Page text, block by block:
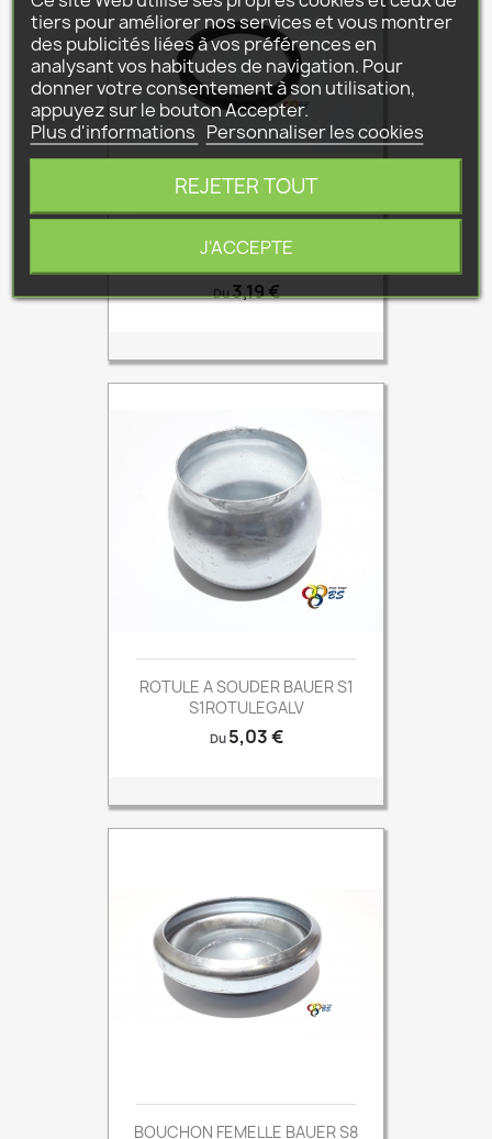
JOINT BAUER S4
DuPrix
3,19 €
ROTULE A SOUDER BAUER S1
S1ROTULEGALV
Du Prix
5,03 €
BOUCHON FEMELLE BAUER S8
tiers pour améliorer nos services et vous montrer
des publicités liées à vos préférences en
analysant vos habitudes de navigation. Pour
donner votre consentement à son utilisation,
appuyez sur le bouton Accepter.
Plus d'informations Personnaliser les cookies
REJETER TOUT
J'ACCEPTE